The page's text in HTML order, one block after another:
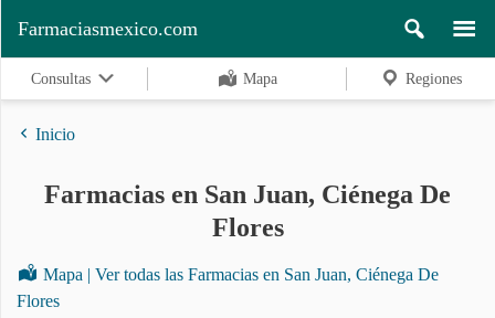
Regiones
Farmaciasmexico.com
Consultas Mapa Regiones
Inicio
Farmacias en San Juan, Ciénega De
Flores
Mapa | Ver todas las Farmacias en San Juan, Ciénega De
Flores